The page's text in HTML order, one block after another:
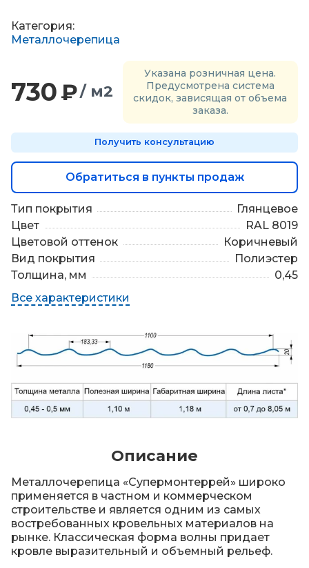
о
д
б
м
а
е
и
л
в
Категория:
Металлочерепица
730₽/ м2
Указана розничная цена.
Предусмотрена система
скидок, зависящая от объема
заказа.
Получить консультацию
Обратиться в пункты продаж
Тип покрытия
Глянцевое
Цвет
RAL 8019
Цветовой оттенок
Коричневый
Вид покрытия
Полиэстер
Толщина, мм
0,45
Все характеристики
Описание
Металлочерепица «Супермонтеррей» широко
применяется в частном и коммерческом
строительстве и является одним из самых
востребованных кровельных материалов на
рынке. Классическая форма волны придает
кровле выразительный и объемный рельеф.